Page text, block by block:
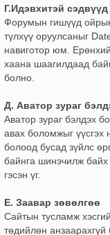
Г.Идэвхитэй сэдвүүд
Форумын гишүүд
түлхүү оруулсаныг
навиготор юм.
хаана шаагилдаад
болно.
Д. Аватор зураг
Аватор зураг бэлдэх
авах боломжыг
болоод бусад зүйлс
байнга шинэчилж байх
гэсэн үг.
Е. Заавар зөвөлгөө
Сайтын тусламж
төдийлөн